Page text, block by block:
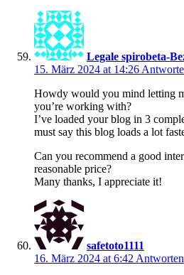
Legale spirobeta-
15. März 2024 at 14:26
Howdy would you mind letting
you’re working with?
I’ve loaded your blog in 3
must say this blog loads a lot
Can you recommend a good
reasonable price?
Many thanks, I appreciate it!
safetoto1111
16. März 2024 at 6:42 Antworten